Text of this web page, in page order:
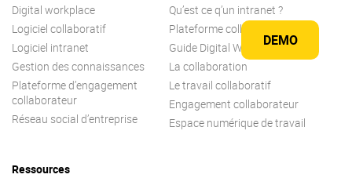
DEMO
Digital workplace
Logiciel collaboratif
Logiciel intranet
Gestion des connaissances
Plateforme d’engagement
collaborateur
Réseau social d’entreprise
Qu’est ce q’un intranet ?
Plateforme collaborative
Guide Digital Workplace
La collaboration
Le travail collaboratif
Engagement collaborateur
Espace numérique de travail
Ressources